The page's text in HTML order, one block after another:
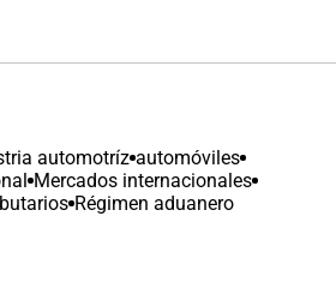
automotríz automóviles
Mercados internacionales
Régimen aduanero